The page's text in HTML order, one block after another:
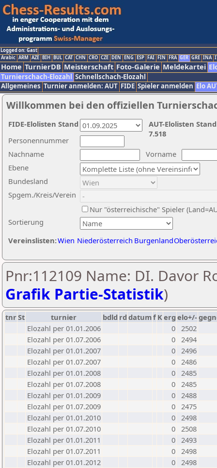
Logged on: Gast
Arabic ARM AZE BIH BUL CAT CHN CRO CZE DEN ENG ESP FAI FIN FRA GER GRE INA
Home TurnierDB Meisterschaft Foto-Galerie Meldekartei
Turnierschach-Elozahl Schnellschach-Elozahl
Allgemeines Turnier anmelden: AUT FIDE Spieler anmelden Elo
Willkommen bei den offiziellen
Nachname
Vorname
Ebene
Sortierung
Personennummer
Bundesland
Spgem./Kreis/Verein
Nur "österreichische" Spieler
Vereinslisten:Wien Niederösterreich Burgenland
AUT-Elolisten
7.518
FIDE-Elolisten Stand
Pnr:112109 Name: DI. Davor
Grafik Partie-Statistik)
tnrSt turnier bdld rd datumf Kerg elo+/-
Elozahl per 01.01.2006
0 2502
Elozahl per 01.07.2006
0 2494
Elozahl per 01.01.2007
0 2496
Elozahl per 01.07.2007
0 2486
Elozahl per 01.01.2008
0 2485
Elozahl per 01.07.2008
0 2485
Elozahl per 01.01.2009
0 2488
Elozahl per 01.07.2009
0 2475
Elozahl per 01.01.2010
0 2498
Elozahl per 01.07.2010
0 2508
Elozahl per 01.01.2011
0 2493
Elozahl per 01.07.2011
0 2498
Elozahl per 01.01.2012
0 2498